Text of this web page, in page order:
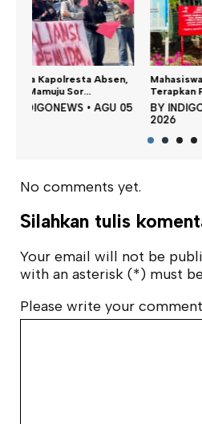
Mahasiswa KKN-T Unhas
Terapkan Papan Kod...
BYINDIGONEWS •AGU 05
BY
No comments yet.
Silahkan tulis
Your email will not be
with an asterisk (*) must
Please write your